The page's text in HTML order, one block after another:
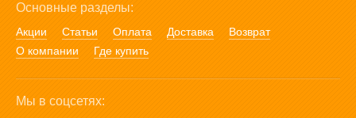
Основные разделы:
Акции Статьи Оплата Доставка
Возврат
О компании
Где купить
Мы в соцсетях: